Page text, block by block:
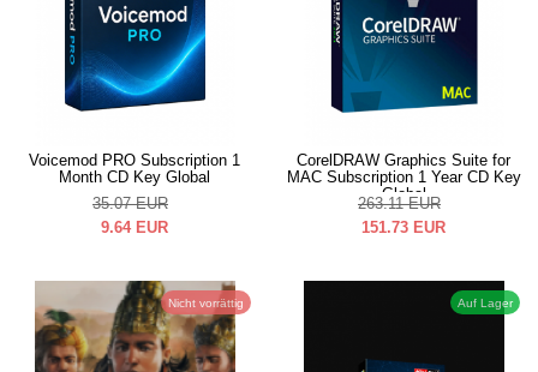
Voicemod PRO Subscription 1
Month CD Key Global
35.07 EUR
9.64 EUR
CorelDRAW Graphics Suite for
MAC Subscription 1 Year CD Key
Global
263.11 EUR
151.73 EUR
Nicht vorrättig Auf Lager